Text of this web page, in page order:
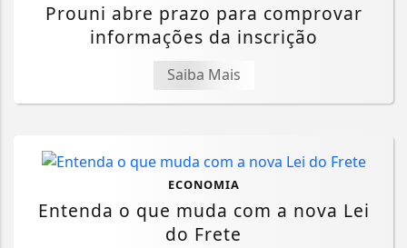
Prouni abre prazo para comprovar
informações da inscrição
Saiba Mais
ECONOMIA
Entenda o que muda com a nova Lei
do Frete